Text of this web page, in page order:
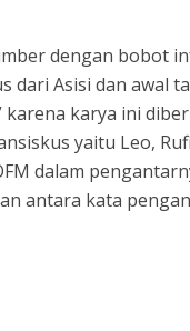
dengan bobot
dari Asisi dan awal
karya ini
yaitu Leo,
dalam
antara kata